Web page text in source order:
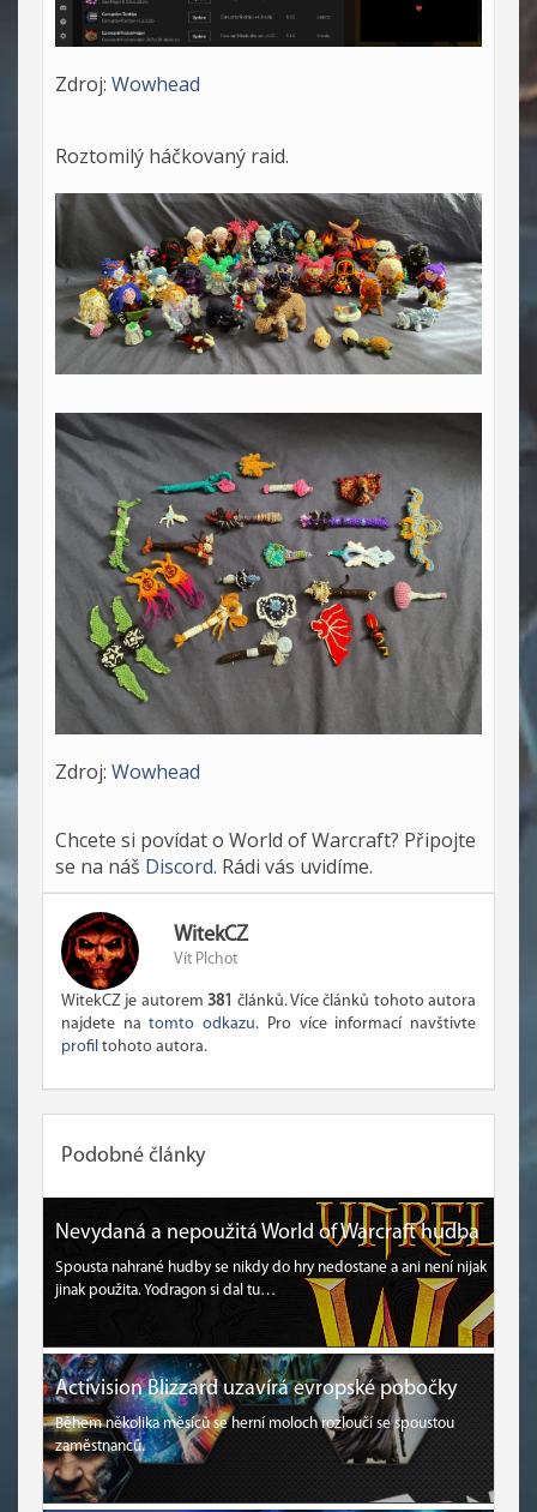
Zdroj: Wowhead
Roztomilý háčkovaný raid.
Zdroj: Wowhead
Chcete si povídat o World of Warcraft? Připojte
se na náš Discord. Rádi vás uvidíme.
WitekCZ
Vít Plchot
WitekCZ je autorem381 článků. Více článků tohoto autora
najdete natomto odkazu. Pro více informací navštivte
profil tohoto autora.
Podobné články
Nevydaná a nepoužitá World of Warcraft hudba
Spousta nahrané hudby se nikdy do hry nedostane a ani není nijak
jinak použita. Yodragon si dal tu…
Activision Blizzard uzavírá evropské pobočky
Během několika měsíců se herní moloch rozloučí se spoustou
zaměstnanců.